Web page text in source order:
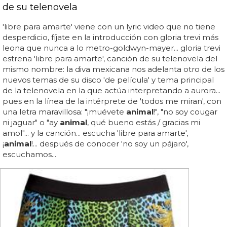
de su telenovela
'libre para amarte' viene con un lyric video que no tiene
desperdicio, fíjate en la introducción con gloria trevi más
leona que nunca a lo metro-goldwyn-mayer... gloria trevi
estrena 'libre para amarte', canción de su telenovela del
mismo nombre: la diva mexicana nos adelanta otro de los
nuevos temas de su disco 'de película' y tema principal
de la telenovela en la que actúa interpretando a aurora...
pues en la línea de la intérprete de 'todos me miran', con
una letra maravillosa: "¡muévete animal!", "no soy cougar
ni jaguar" o "ay animal, qué bueno estás / gracias mi
amol"... y la canción... escucha 'libre para amarte',
¡animal!... después de conocer 'no soy un pájaro',
escuchamos...